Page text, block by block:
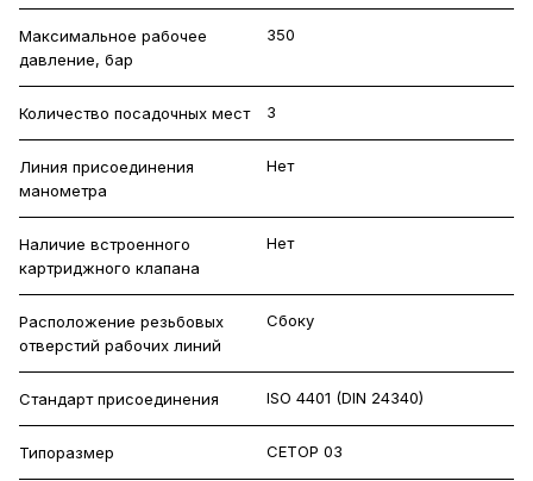
Максимальное рабочее
давление, бар
350
Количество посадочных мест 3
Линия присоединения
манометра
Нет
Наличие встроенного
картриджного клапана
Нет
Расположение резьбовых
отверстий рабочих линий
Сбоку
Стандарт присоединения ISO 4401 (DIN 24340)
Типоразмер CETOP 03